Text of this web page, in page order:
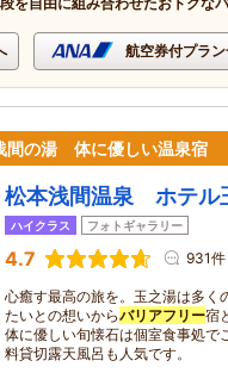
航空券付プラ
間の湯 体に優しい温泉宿
松本浅間温泉 ホテル
ハイクラス フォトギャラリー
4.7 931件
心癒す最高の旅を。玉之湯は多く
たいとの想いからバリアフリー宿
体に優しい旬懐石は個室食事処で
料貸切露天風呂も人気です。